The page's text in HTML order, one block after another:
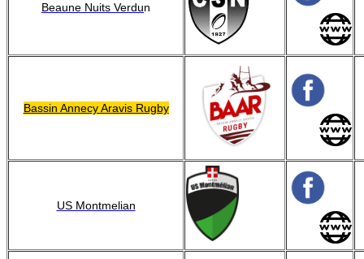
Beaune Nuits Verdun
Bassin Annecy Aravis Rugby
US Montmelian